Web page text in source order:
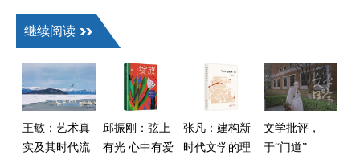
继续阅读
王敏：艺术真
实及其时代流
邱振刚：弦上
有光 心中有爱
张凡：建构新
时代文学的理
文学批评，
于“门道”